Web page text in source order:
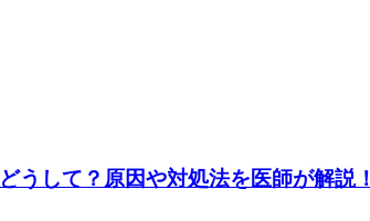
うして？原因や対処法を医師が解説！